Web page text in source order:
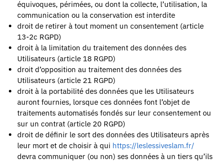
équivoques, périmées, ou dont la collecte, l’utilisation, la
communication ou la conservation est interdite
droit de retirer à tout moment un consentement (article
13-2c RGPD)
droit à la limitation du traitement des données des
Utilisateurs (article 18 RGPD)
droit d’opposition au traitement des données des
Utilisateurs (article 21 RGPD)
droit à la portabilité des données que les Utilisateurs
auront fournies, lorsque ces données font l’objet de
traitements automatisés fondés sur leur consentement ou
sur un contrat (article 20 RGPD)
droit de définir le sort des données des Utilisateurs après
leur mort et de choisir à qui https://leslessiveslam.fr/
devra communiquer (ou non) ses données à un tiers qu’ils